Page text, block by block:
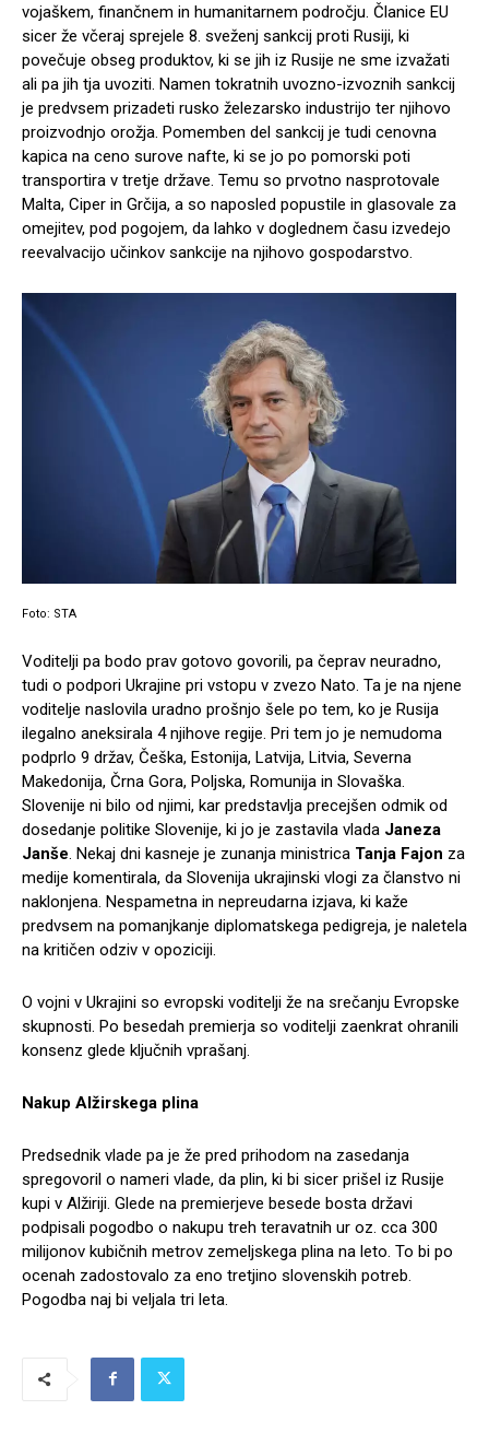
vojaškem, finančnem in humanitarnem področju. Članice EU
sicer že včeraj sprejele 8. sveženj sankcij proti Rusiji, ki
povečuje obseg produktov, ki se jih iz Rusije ne sme izvažati
ali pa jih tja uvoziti. Namen tokratnih uvozno-izvoznih sankcij
je predvsem prizadeti rusko železarsko industrijo ter njihovo
proizvodnjo orožja. Pomemben del sankcij je tudi cenovna
kapica na ceno surove nafte, ki se jo po pomorski poti
transportira v tretje države. Temu so prvotno nasprotovale
Malta, Ciper in Grčija, a so naposled popustile in glasovale za
omejitev, pod pogojem, da lahko v doglednem času izvedejo
reevalvacijo učinkov sankcije na njihovo gospodarstvo.
Foto: STA
Voditelji pa bodo prav gotovo govorili, pa čeprav neuradno,
tudi o podpori Ukrajine pri vstopu v zvezo Nato. Ta je na njene
voditelje naslovila uradno prošnjo šele po tem, ko je Rusija
ilegalno aneksirala 4 njihove regije. Pri tem jo je nemudoma
podprlo 9 držav, Češka, Estonija, Latvija, Litvia, Severna
Makedonija, Črna Gora, Poljska, Romunija in Slovaška.
Slovenije ni bilo od njimi, kar predstavlja precejšen odmik od
dosedanje politike Slovenije, ki jo je zastavila vlada Janeza
Janše. Nekaj dni kasneje je zunanja ministrica Tanja Fajon za
medije komentirala, da Slovenija ukrajinski vlogi za članstvo ni
naklonjena. Nespametna in nepreudarna izjava, ki kaže
predvsem na pomanjkanje diplomatskega pedigreja, je naletela
na kritičen odziv v opoziciji.
O vojni v Ukrajini so evropski voditelji že na srečanju Evropske
skupnosti. Po besedah premierja so voditelji zaenkrat ohranili
konsenz glede ključnih vprašanj.
Nakup Alžirskega plina
Predsednik vlade pa je že pred prihodom na zasedanja
spregovoril o nameri vlade, da plin, ki bi sicer prišel iz Rusije
kupi v Alžiriji. Glede na premierjeve besede bosta državi
podpisali pogodbo o nakupu treh teravatnih ur oz. cca 300
milijonov kubičnih metrov zemeljskega plina na leto. To bi po
ocenah zadostovalo za eno tretjino slovenskih potreb.
Pogodba naj bi veljala tri leta.